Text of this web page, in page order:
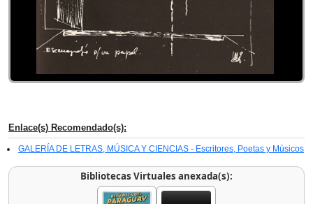
Enlace(s) Recomendado(s):
GALERÍA DE LETRAS, MÚSICA Y CIENCIAS - Escritores, Poetas y Músicos
Bibliotecas Virtuales anexada(s):